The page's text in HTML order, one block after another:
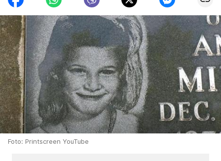
Foto: Printscreen YouTube